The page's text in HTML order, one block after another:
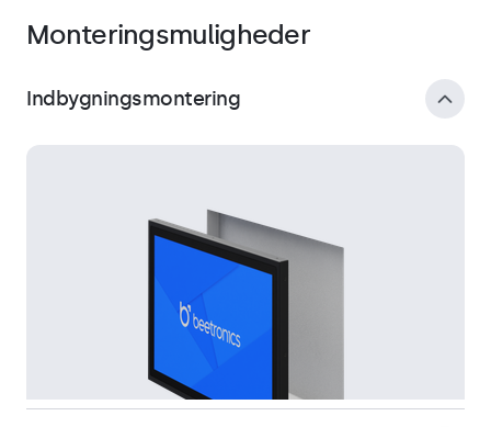
Monteringsmuligheder
Indbygningsmontering